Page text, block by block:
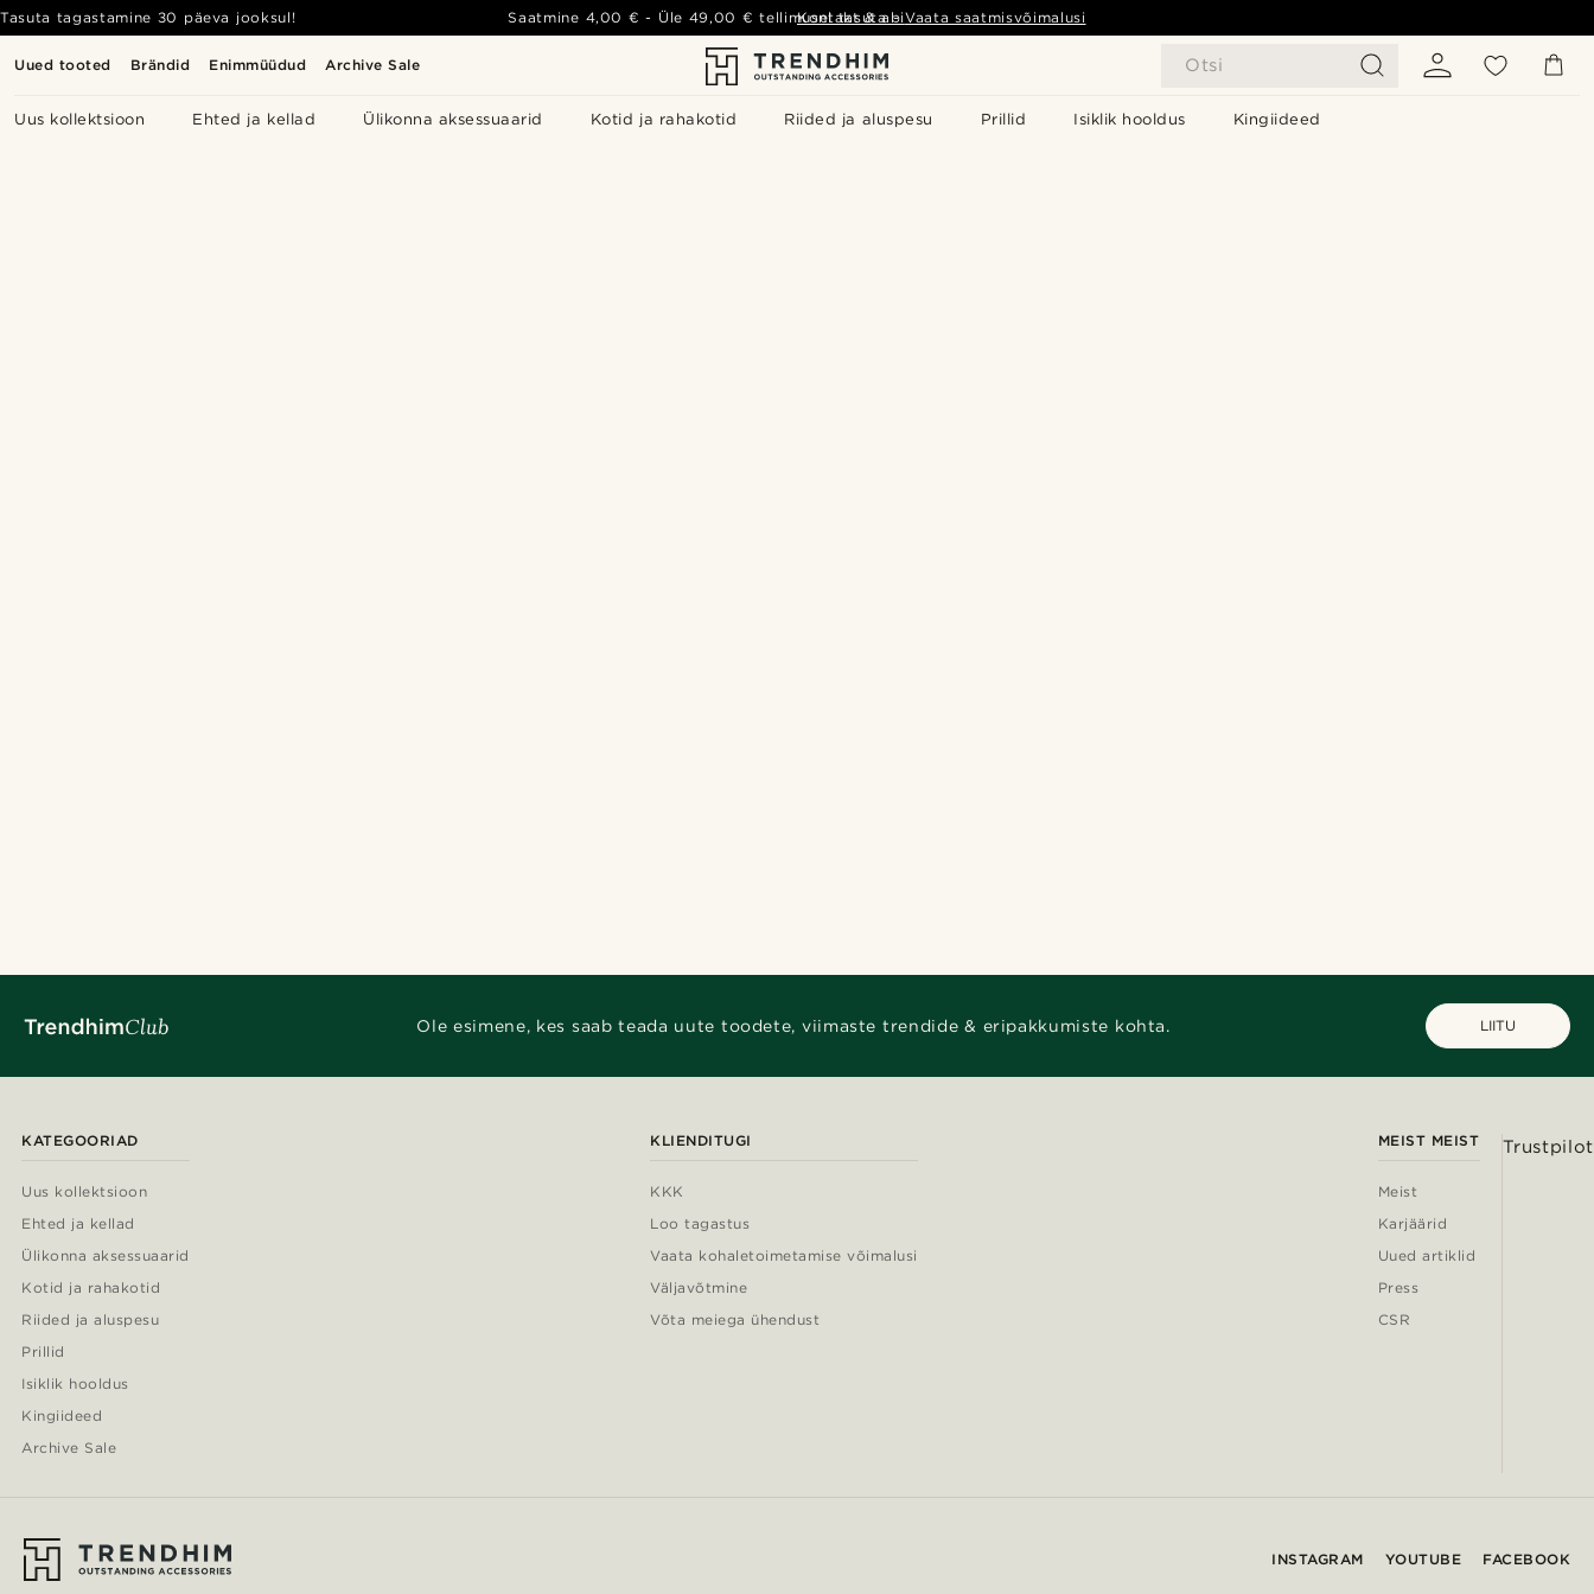
Uued tooted Brändid Enimmüüdud Archive Sale Otsi
Uus kollektsioon Ehted ja kellad Ülikonna aksessuaarid Kotid ja rahakotid Riided ja aluspesu Prillid Isiklik hooldus Kingiideed
Tasuta tagastamine 30 päeva jooksul! Saatmine 4,00 € - Üle 49,00 € tellimusel tasuta- Vaata saatmisvõimalusi
Kontakt & abi
Ole esimene, kes saab teada uute toodete, viimaste trendide & eripakkumiste kohta. LIITU
KATEGOORIAD
Uus kollektsioon
Ehted ja kellad
Ülikonna aksessuaarid
Kotid ja rahakotid
Riided ja aluspesu
Prillid
Isiklik hooldus
Kingiideed
Archive Sale
KLIENDITUGI
KKK
Loo tagastus
Vaata kohaletoimetamise võimalusi
Väljavõtmine
Võta meiega ühendust
MEIST MEIST
Meist
Karjäärid
Uued artiklid
Press
CSR
Trustpilot
INSTAGRAM YOUTUBE FACEBOOK